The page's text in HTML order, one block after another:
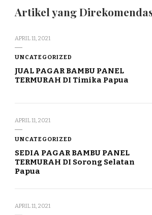
Artikel yang
APRIL 11, 2021
UNCATEGORIZED
JUAL PAGAR BAMBU PANEL
TERMURAH DI Timika Papua
APRIL 11, 2021
UNCATEGORIZED
SEDIA PAGAR BAMBU PANEL
TERMURAH DI Sorong Selatan
Papua
APRIL 11, 2021